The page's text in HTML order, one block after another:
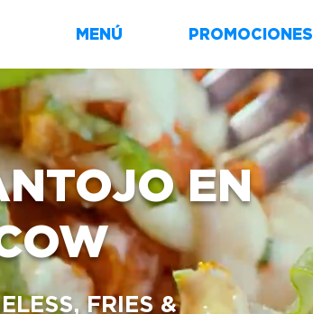
MENÚ PROMOCIONES
EN
FRIES &